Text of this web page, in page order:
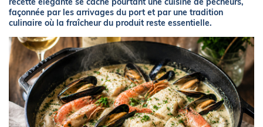
façonnée par les arrivages du port et par une tradition
culinaire où la fraîcheur du produit reste essentielle.